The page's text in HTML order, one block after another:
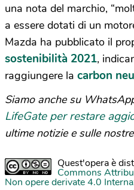
una nota del marchio,
a essere dotati di un
Mazda ha pubblicato il
sostenibilità 2021,
raggiungere la carbon
Siamo anche su
LifeGate per restare
ultime notizie e sulle
Quest'opera è
Commons
Non opere derivate 4.0